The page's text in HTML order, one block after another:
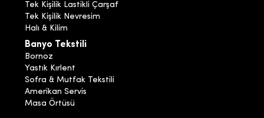
Tek Kişilik Lastikli Çarşaf
Tek Kişilik Nevresim
Halı & Kilim
Banyo Tekstili
Bornoz
Yastık Kırlent
Sofra & Mutfak Tekstili
Amerikan Servis
Masa Örtüsü